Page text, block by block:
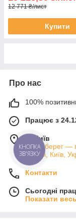
12 771 ₴/лист
Купити
Про нас
100%
Працює з
м. Київ
Лівий берег —
березі, Київ,
Контакти
Сьогодні
Показати
КНОПКА
ЗВ'ЯЗКУ